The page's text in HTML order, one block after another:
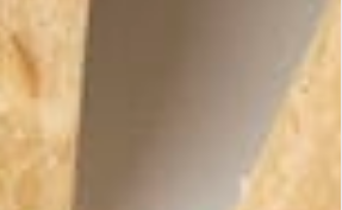
et une satisfaction totale. Notre
pour vous fournir des réponses
rapides à vos questions.
l'étranger ?
dans le monde entier. Nous assumons
au transport de votre commande. En cas